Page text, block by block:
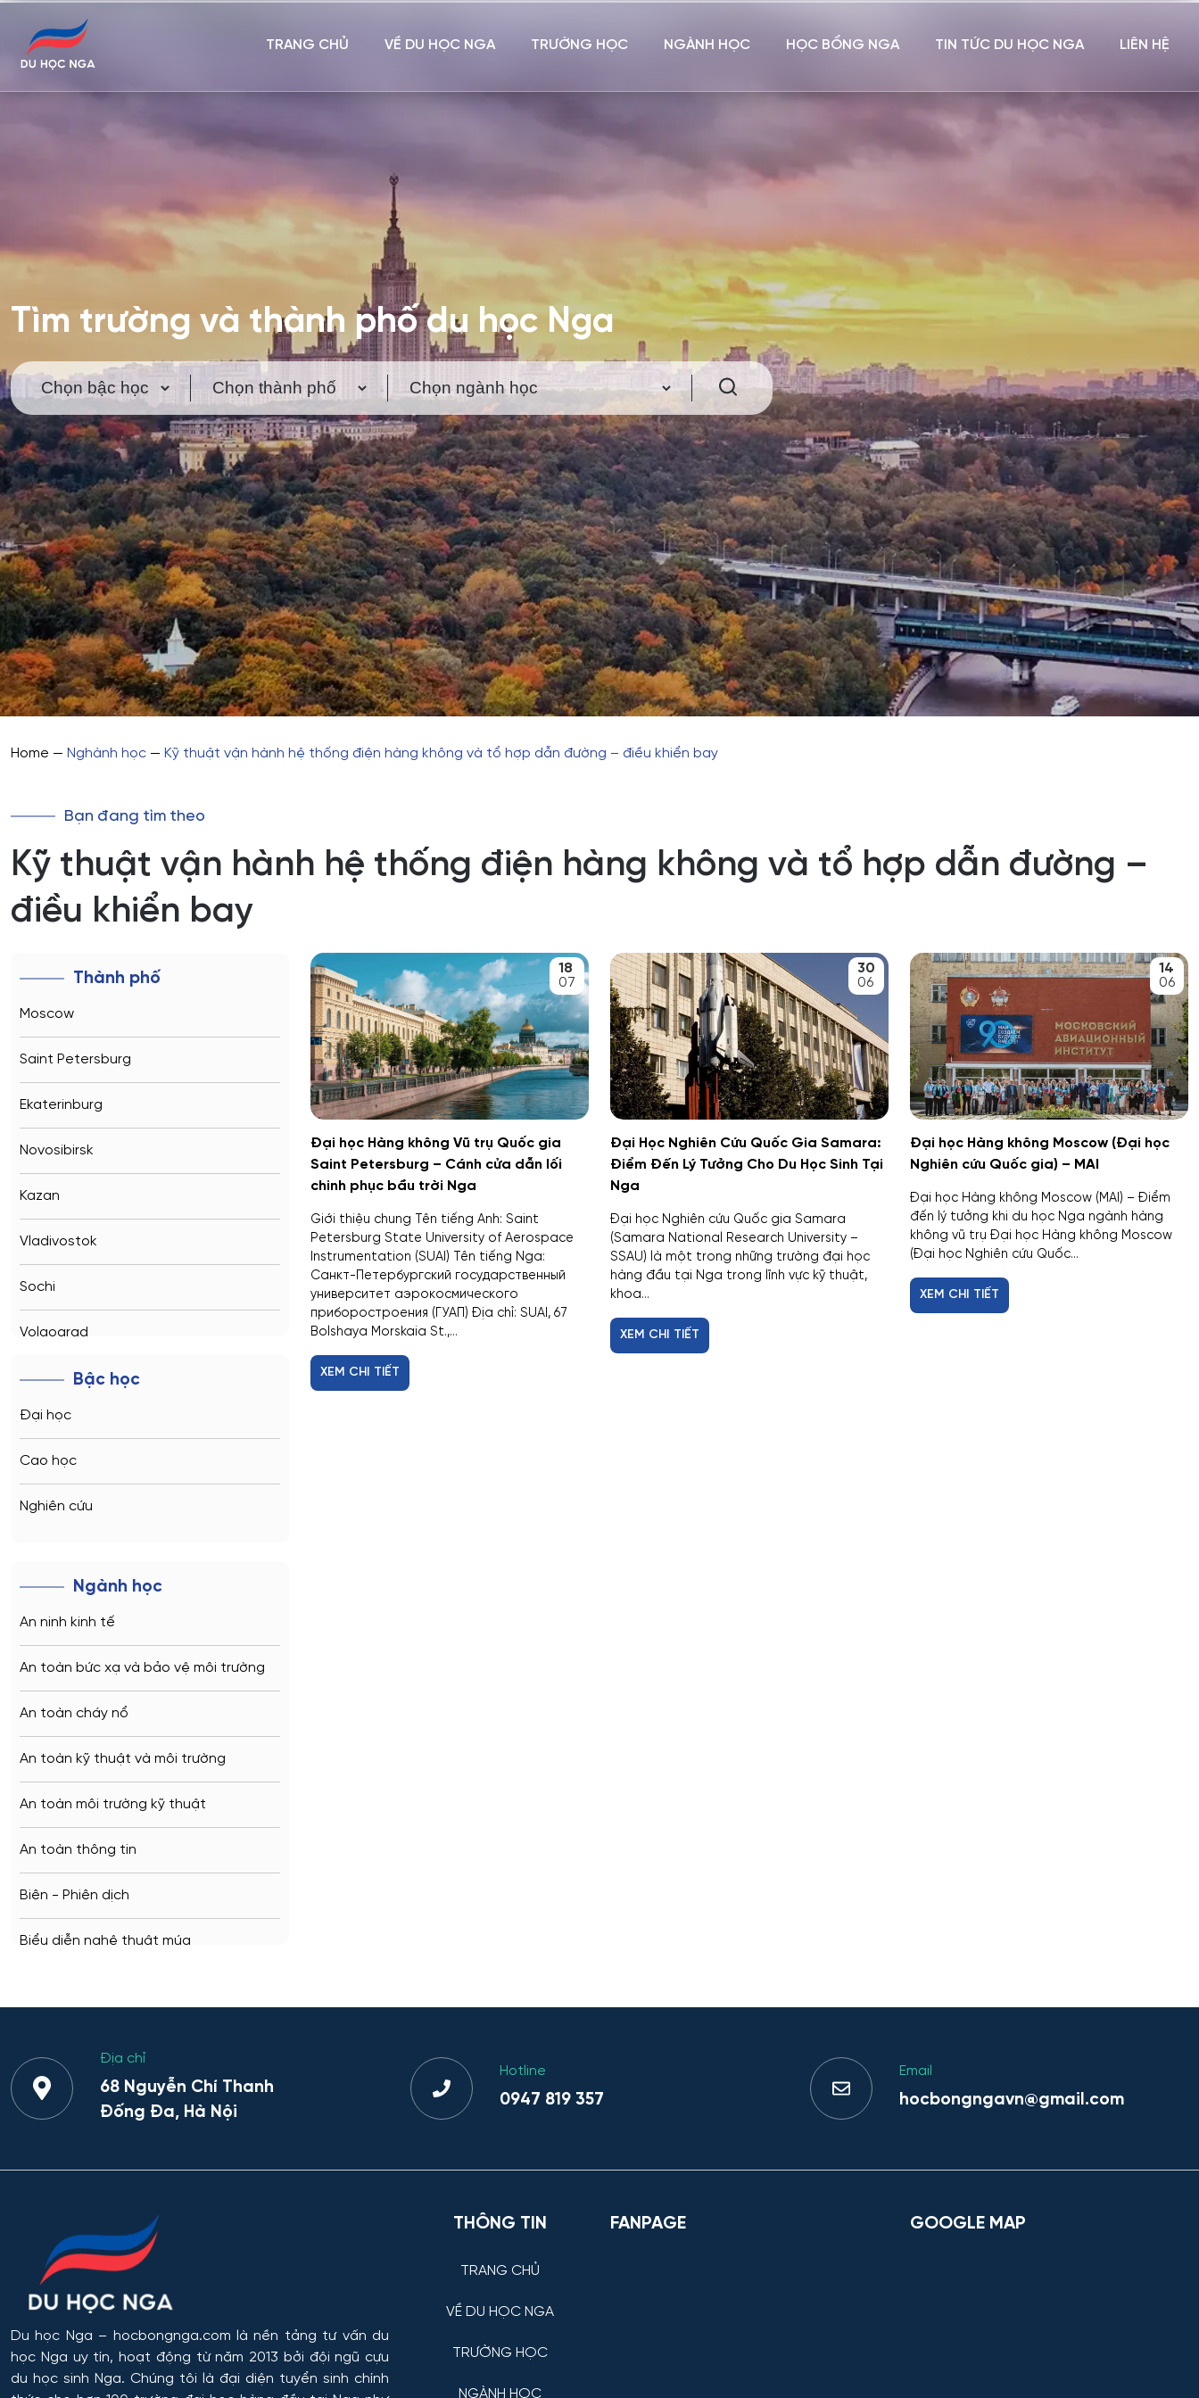
TRANG CHỦ VỀ DU HỌC NGA TRƯỜNG HỌC NGÀNH HỌC HỌC BỔNG NGA TIN TỨC DU HỌC NGA LIÊN HỆ
Tìm trường và thành phố du học Nga
Home — Nghành học — Kỹ thuật vận hành hệ thống điện hàng không và tổ hợp dẫn đường – điều khiển bay
Bạn đang tìm theo
Kỹ thuật vận hành hệ thống điện hàng không và tổ hợp dẫn đường –
điều khiển bay
Thành phố
Moscow
Saint Petersburg
Ekaterinburg
Novosibirsk
Kazan
Vladivostok
Sochi
Volgograd
Kaliningrad
Vladimir
Saratov
Stavropol
Penza
Barnaul
Kursk
Kaluga
Ryazan
Voronezh
Tambov
Yaroslavl
Ivanovo
Nizhny Novgorod
Tyumen
Omsk
Rostov
Bậc học
Đại học
Cao học
Nghiên cứu
Ngành học
An ninh kinh tế
An toàn bức xạ và bảo vệ môi trường
An toàn cháy nổ
An toàn kỹ thuật và môi trường
An toàn môi trường kỹ thuật
An toàn thông tin
Biên - Phiên dịch
Biểu diễn nghệ thuật múa
Bảo mật công nghệ thông tin trong
thực thi pháp luật
Bảo mật thông tin của hệ thống tự
động
Bảo mật thông tin của hệ thống viễn
thông
Bảo trì kỹ thuật và khai thác thiết bị vô
tuyến điện tử
18
07
Đại học Hàng không Vũ trụ Quốc gia
Saint Petersburg – Cánh cửa dẫn lối
chinh phục bầu trời Nga
Giới thiệu chung Tên tiếng Anh: Saint
Petersburg State University of Aerospace
Instrumentation (SUAI) Tên tiếng Nga:
Санкт-Петербургский государственный
университет аэрокосмического
приборостроения (ГУАП) Địa chỉ: SUAI, 67
Bolshaya Morskaia St.,...
XEM CHI TIẾT
30
06
Đại Học Nghiên Cứu Quốc Gia Samara:
Điểm Đến Lý Tưởng Cho Du Học Sinh Tại
Nga
Đại học Nghiên cứu Quốc gia Samara
(Samara National Research University –
SSAU) là một trong những trường đại học
hàng đầu tại Nga trong lĩnh vực kỹ thuật,
khoa...
XEM CHI TIẾT
14
06
Đại học Hàng không Moscow (Đại học
Nghiên cứu Quốc gia) – MAI
Đại học Hàng không Moscow (MAI) – Điểm
đến lý tưởng khi du học Nga ngành hàng
không vũ trụ Đại học Hàng không Moscow
(Đại học Nghiên cứu Quốc...
XEM CHI TIẾT
Địa chỉ
68 Nguyễn Chí Thanh
Đống Đa, Hà Nội
Hotline
0947 819 357
Email
hocbongngavn@gmail.com
Du học Nga – hocbongnga.com là nền tảng tư vấn du
học Nga uy tín, hoạt động từ năm 2013 bởi đội ngũ cựu
du học sinh Nga. Chúng tôi là đại diện tuyển sinh chính
THÔNG TIN
TRANG CHỦ
VỀ DU HỌC NGA
TRƯỜNG HỌC
NGÀNH HỌC
FANPAGE GOOGLE MAP